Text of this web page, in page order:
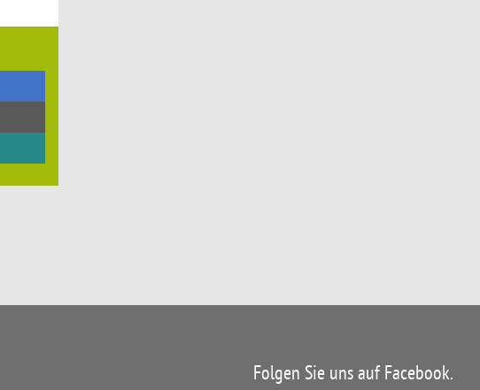
Folgen Sie uns auf Facebook.